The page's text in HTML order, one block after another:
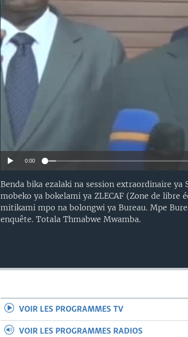
0:00
Benda bika ezalaki na session extraordinaire
mobeko ya bokelami ya ZLECAF (Zone de
mitikami mpo na bolongwi ya Bureau. Mpe
enquête. Totala Thmabwe Mwamba.
VOIR LES PROGRAMMES TV
VOIR LES PROGRAMMES RADIOS